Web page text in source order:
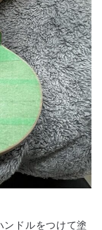
ドルをつけて塗